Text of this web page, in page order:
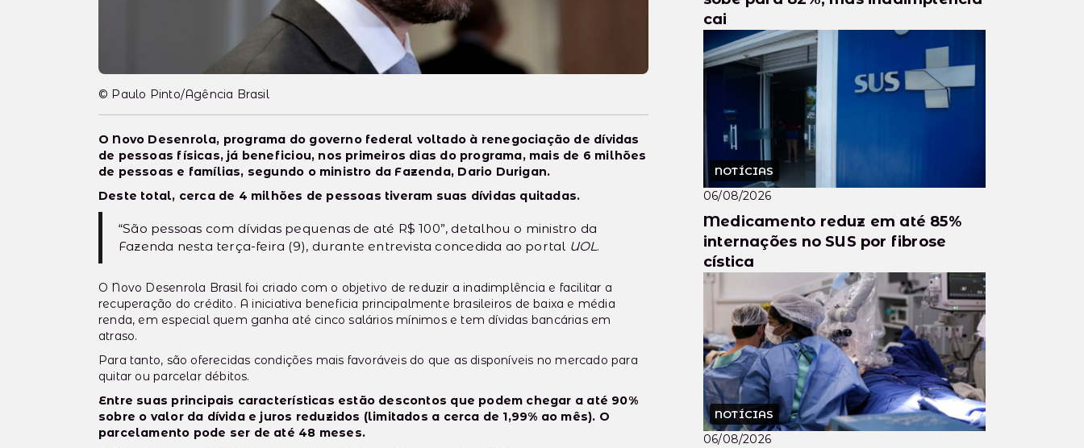
© Paulo Pinto/Agência Brasil
O Novo Desenrola, programa do governo federal voltado à renegociação de dívidas
de pessoas físicas, já beneficiou, nos primeiros dias do programa, mais de 6 milhões
de pessoas e famílias, segundo o ministro da Fazenda, Dario Durigan.
Deste total, cerca de 4 milhões de pessoas tiveram suas dívidas quitadas.
“São pessoas com dívidas pequenas de até R$ 100”, detalhou o ministro da
Fazenda nesta terça-feira (9), durante entrevista concedida ao portal UOL.
O Novo Desenrola Brasil foi criado com o objetivo de reduzir a inadimplência e facilitar a
recuperação do crédito. A iniciativa beneficia principalmente brasileiros de baixa e média
renda, em especial quem ganha até cinco salários mínimos e tem dívidas bancárias em
atraso.
Para tanto, são oferecidas condições mais favoráveis do que as disponíveis no mercado para
quitar ou parcelar débitos.
Entre suas principais características estão descontos que podem chegar a até 90%
sobre o valor da dívida e juros reduzidos (limitados a cerca de 1,99% ao mês). O
parcelamento pode ser de até 48 meses.
cai
NOTÍCIAS
06/08/2026
Medicamento reduz em até 85%
internações no SUS por fibrose
cística
NOTÍCIAS
06/08/2026